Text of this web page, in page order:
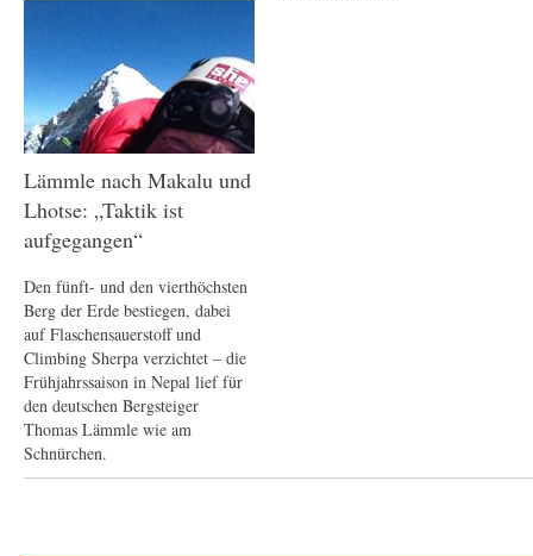
Lämmle nach Makalu und
Lhotse: „Taktik ist
aufgegangen“
Den fünft- und den vierthöchsten
Berg der Erde bestiegen, dabei
auf Flaschensauerstoff und
Climbing Sherpa verzichtet – die
Frühjahrssaison in Nepal lief für
den deutschen Bergsteiger
Thomas Lämmle wie am
Schnürchen.